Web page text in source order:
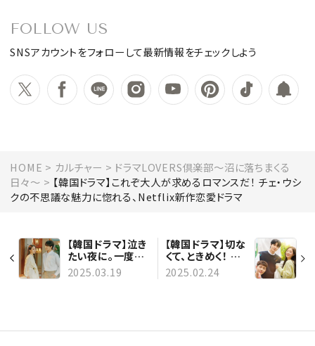
FOLLOW US
SNSアカウントをフォローして最新情報をチェックしよう
HOME カルチャー
ドラマLOVERS倶楽部〜沼に落ちまくる
日々〜
【韓国ドラマ】これぞ大人が求めるロマンスだ！ チェ・ウシ
クの不思議な魅力に惚れる、Netflix新作恋愛ドラマ
【韓国ドラマ】泣き
たい夜に。一度観
ておいて損なし！
涙が止まらない号
2025.03.19
【韓国ドラマ】切な
くて、ときめく！ 隠
れ名作の恋愛韓ド
ラを韓ドラマニア
2025.02.24